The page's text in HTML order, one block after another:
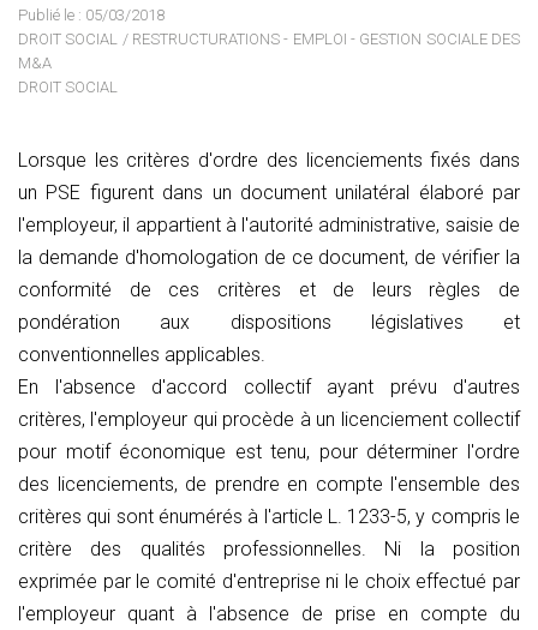
Publié le : 05/03/2018
DROIT SOCIAL / RESTRUCTURATIONS - EMPLOI - GESTION SOCIALE DES
M&A
DROIT SOCIAL
Lorsque les critères d'ordre des licenciements fixés dans
un PSE figurent dans un document unilatéral élaboré par
l'employeur, il appartient à l'autorité administrative, saisie de
la demande d'homologation de ce document, de vérifier la
conformité de ces critères et de leurs règles de
pondération aux dispositions législatives et
conventionnelles applicables.
En l'absence d'accord collectif ayant prévu d'autres
critères, l'employeur qui procède à un licenciement collectif
pour motif économique est tenu, pour déterminer l'ordre
des licenciements, de prendre en compte l'ensemble des
critères qui sont énumérés à l'article L. 1233-5, y compris le
critère des qualités professionnelles. Ni la position
exprimée par le comité d'entreprise ni le choix effectué par
l'employeur quant à l'absence de prise en compte du